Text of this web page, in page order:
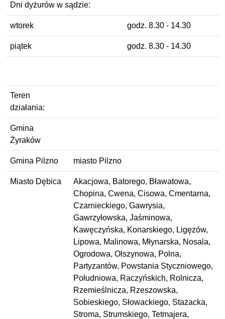
Dni dyżurów w sądzie:
wtorek godz. 8.30 - 14.30
piątek godz. 8.30 - 14.30
Teren
działania:
Gmina
Żyraków
Gmina Pilzno miasto Pilzno
Miasto Dębica
Akacjowa, Batorego, Bławatowa,
Chopina, Cwena, Cisowa, Cmentarna,
Czarnieckiego, Gawrysia,
Gawrzyłowska, Jaśminowa,
Kawęczyńska, Konarskiego, Ligęzów,
Lipowa, Malinowa, Młynarska, Nosala,
Ogrodowa, Olszynowa, Polna,
Partyzantów, Powstania Styczniowego,
Południowa, Raczyńskich, Rolnicza,
Rzemieślnicza, Rzeszowska,
Sobieskiego, Słowackiego, Stażacka,
Stroma, Strumskiego, Tetmajera,